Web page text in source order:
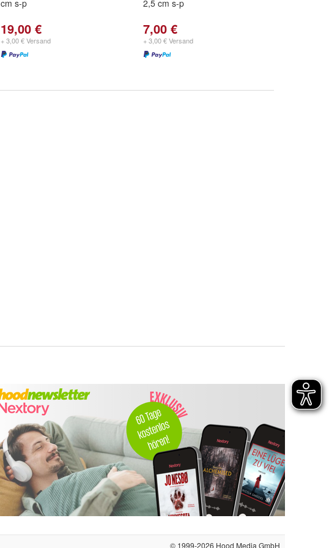
cm s-p
19,00 €
+ 3,00 € Versand
2,5 cm s-p
7,00 €
+ 3,00 € Versand
© 1999-2026 Hood Media GmbH